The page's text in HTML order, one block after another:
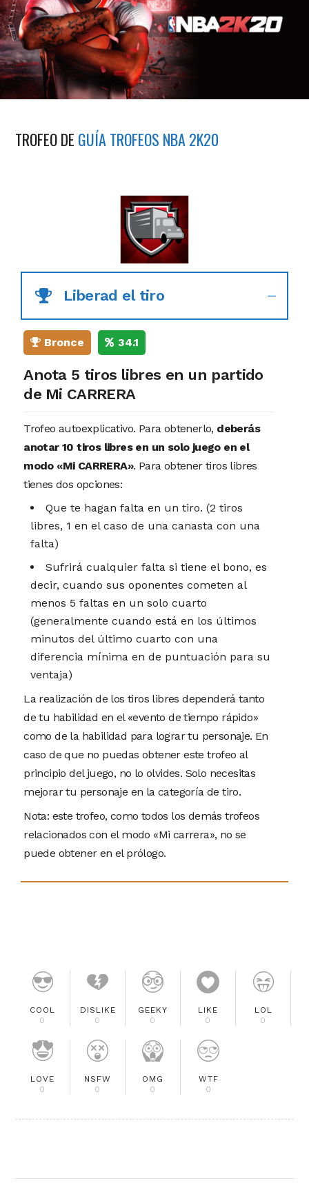
TROFEO DE GUÍA TROFEOS NBA 2K20
Liberad el tiro
Bronce 34.1
Anota 5 tiros libres en un partido
de Mi CARRERA
Trofeo autoexplicativo. Para obtenerlo, deberás
anotar 10 tiros libres en un solo juego en el
modo «Mi CARRERA». Para obtener tiros libres
tienes dos opciones:
Que te hagan falta en un tiro. (2 tiros
libres, 1 en el caso de una canasta con una
falta)
Sufrirá cualquier falta si tiene el bono, es
decir, cuando sus oponentes cometen al
menos 5 faltas en un solo cuarto
(generalmente cuando está en los últimos
minutos del último cuarto con una
diferencia mínima en de puntuación para su
ventaja)
La realización de los tiros libres dependerá tanto
de tu habilidad en el «evento de tiempo rápido»
como de la habilidad para lograr tu personaje. En
caso de que no puedas obtener este trofeo al
principio del juego, no lo olvides. Solo necesitas
mejorar tu personaje en la categoría de tiro.
Nota: este trofeo, como todos los demás trofeos
relacionados con el modo «Mi carrera», no se
puede obtener en el prólogo.
COOL
0
DISLIKE
0
GEEKY
0
LIKE
0
LOL
0
LOVE
0
NSFW
0
OMG
0
WTF
0